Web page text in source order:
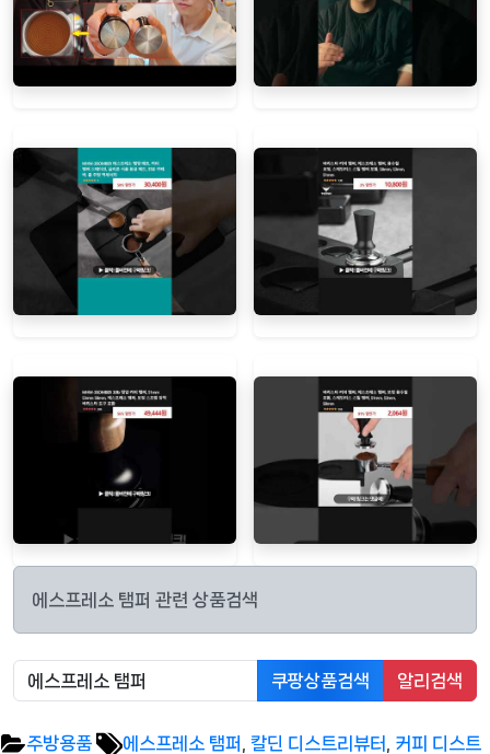
에스프레소 탬퍼 관련 상품검색
쿠팡상품검색 알리검색
주방용품 Tags:
에스프레소 탬퍼 칼딘 디스트리뷰터
커피 디스트